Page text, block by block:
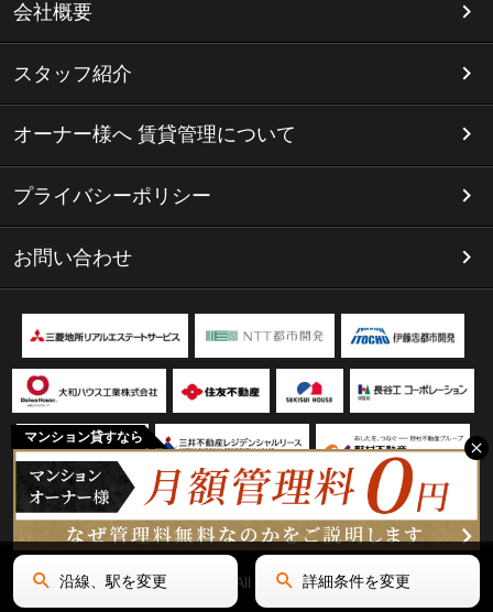
マンション貸すなら
会社概要
スタッフ紹介
オーナー様へ 賃貸管理について
プライバシーポリシー
お問い合わせ
Copyright(C) リミテッド名古屋 All Rights Reserved.
沿線、駅を変更 詳細条件を変更